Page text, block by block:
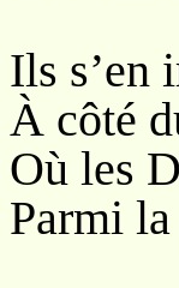
Ils s’en
À côté
Où les
Parmi